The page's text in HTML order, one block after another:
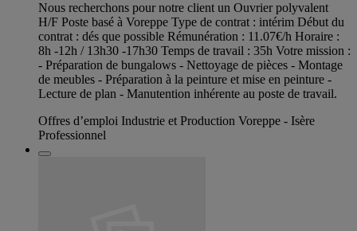
Nous recherchons pour notre client un Ouvrier polyvalent
H/F Poste basé à Voreppe Type de contrat : intérim Début du
contrat : dés que possible Rémunération : 11.07€/h Horaire :
8h -12h / 13h30 -17h30 Temps de travail : 35h Votre mission :
- Préparation de bungalows - Nettoyage de pièces - Montage
de meubles - Préparation à la peinture et mise en peinture -
Lecture de plan - Manutention inhérente au poste de travail.
Offres d’emploi Industrie et Production Voreppe - Isère
Professionnel